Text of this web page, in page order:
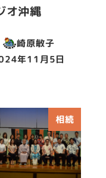
オ沖縄
崎原敏子
日
年11月5日
相続